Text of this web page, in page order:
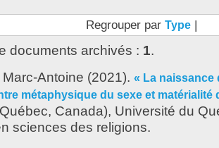
Regrouper par Type |
documents archivés : 1.
Antoine (2021). « La naissance
métaphysique du sexe et matérialité
Canada), Université du
sciences des religions.